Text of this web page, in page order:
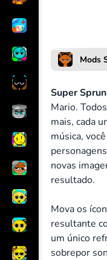
Mods
Super
Mario.
mais, cada
música,
novas
resultado.
Mova os
resultante
um único
sobrepor